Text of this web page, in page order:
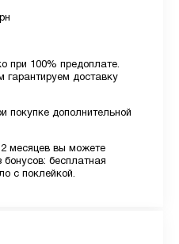
при 100% предоплате.
гарантируем доставку
покупке дополнительной
месяцев вы можете
бонусов: бесплатная
с поклейкой.